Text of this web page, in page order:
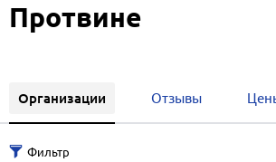
Протвине
Организации Отзывы